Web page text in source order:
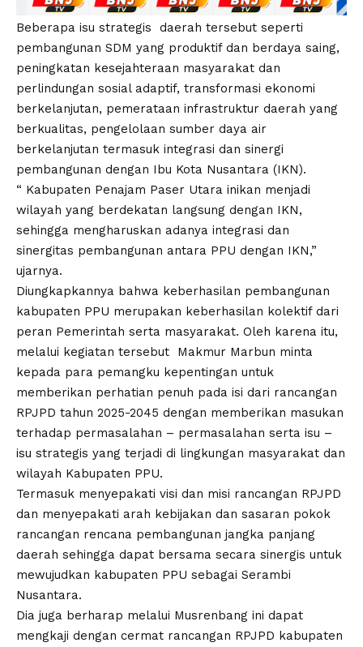
Beberapa isu strategis daerah tersebut seperti
pembangunan SDM yang produktif dan berdaya saing,
peningkatan kesejahteraan masyarakat dan
perlindungan sosial adaptif, transformasi ekonomi
berkelanjutan, pemerataan infrastruktur daerah yang
berkualitas, pengelolaan sumber daya air
berkelanjutan termasuk integrasi dan sinergi
pembangunan dengan Ibu Kota Nusantara (IKN).
“ Kabupaten Penajam Paser Utara inikan menjadi
wilayah yang berdekatan langsung dengan IKN,
sehingga mengharuskan adanya integrasi dan
sinergitas pembangunan antara PPU dengan IKN,”
ujarnya.
Diungkapkannya bahwa keberhasilan pembangunan
kabupaten PPU merupakan keberhasilan kolektif dari
peran Pemerintah serta masyarakat. Oleh karena itu,
melalui kegiatan tersebut Makmur Marbun minta
kepada para pemangku kepentingan untuk
memberikan perhatian penuh pada isi dari rancangan
RPJPD tahun 2025-2045 dengan memberikan masukan
terhadap permasalahan – permasalahan serta isu –
isu strategis yang terjadi di lingkungan masyarakat dan
wilayah Kabupaten PPU.
Termasuk menyepakati visi dan misi rancangan RPJPD
dan menyepakati arah kebijakan dan sasaran pokok
rancangan rencana pembangunan jangka panjang
daerah sehingga dapat bersama secara sinergis untuk
mewujudkan kabupaten PPU sebagai Serambi
Nusantara.
Dia juga berharap melalui Musrenbang ini dapat
mengkaji dengan cermat rancangan RPJPD kabupaten